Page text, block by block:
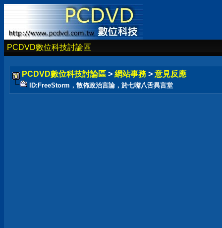
PCDVD數位科技討論區
PCDVD數位科技討論區 > 網站事務 > 意見反應
ID:FreeStorm，散佈政治言論，於七嘴八舌異言堂